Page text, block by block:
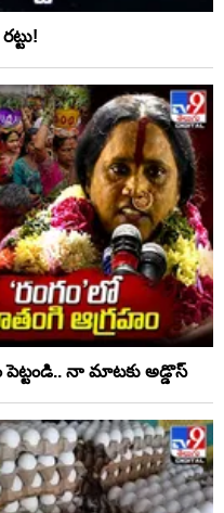
నా మాటకు అడ్డొస్